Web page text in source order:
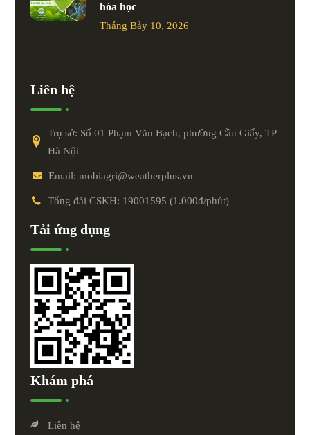
hóa học
Tháng Bảy 10, 2026
Liên hệ
Trụ sở: Số 01 Phạm Văn Bạch, phường Cầu Giấy, TP
Hà Nội
Email: mobiagri@weatherplus.vn
Tổng đài CSKH: 19001595 (1.000đ/phút)
Tải ứng dụng
Khám phá
Liên hệ